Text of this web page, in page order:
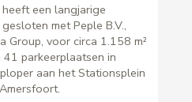
een langjarige
met Peple B.V.,
Group, voor circa 1.158 m²
parkeerplaatsen in
aan het Stationsplein